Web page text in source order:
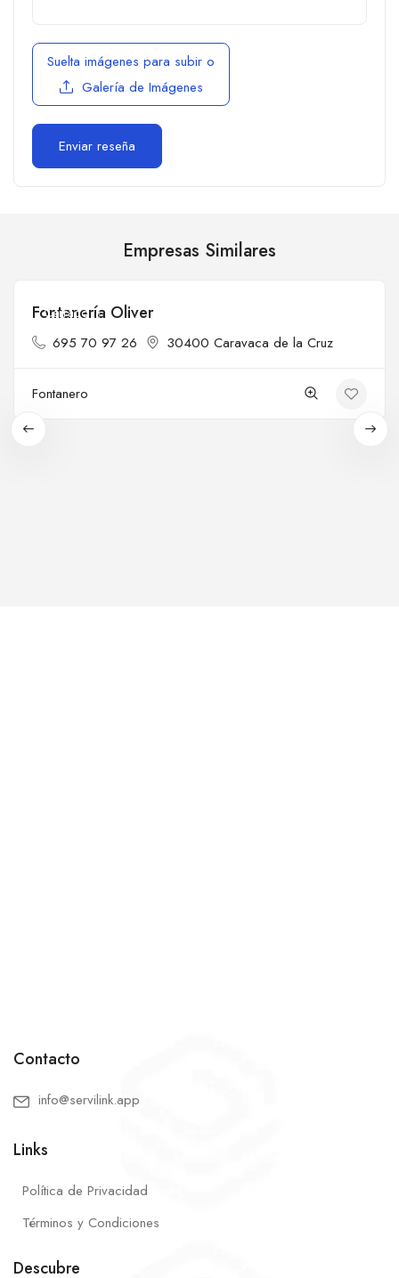
Suelta imágenes para subir o
Galería de Imágenes
Empresas Similares
Cerrado
Fontanería Oliver
695 70 97 26 30400 Caravaca de la Cruz
Fontanero
Contacto
info@servilink.app
Links
Política de Privacidad
Términos y Condiciones
Descubre